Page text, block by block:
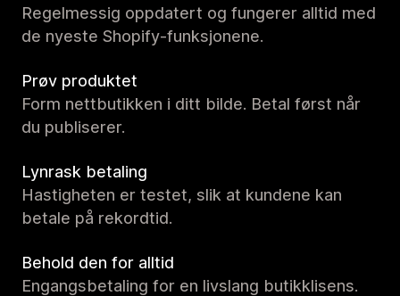
Regelmessig oppdatert og fungerer alltid med
de nyeste Shopify-funksjonene.
Prøv produktet
Form nettbutikken i ditt bilde. Betal først når
du publiserer.
Lynrask betaling
Hastigheten er testet, slik at kundene kan
betale på rekordtid.
Behold den for alltid
Engangsbetaling for en livslang butikklisens.